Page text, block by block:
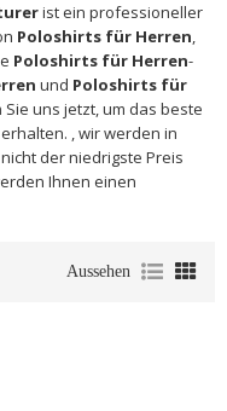
ist ein professioneller
Poloshirts für Herren,
Poloshirts für Herren-
und Poloshirts für
uns jetzt, um das beste
, wir werden in
der niedrigste Preis
Ihnen einen
Aussehen